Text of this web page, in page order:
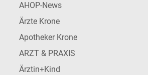
AHOP-News
Ärzte Krone
Apotheker Krone
ARZT & PRAXIS
Ärztin+Kind